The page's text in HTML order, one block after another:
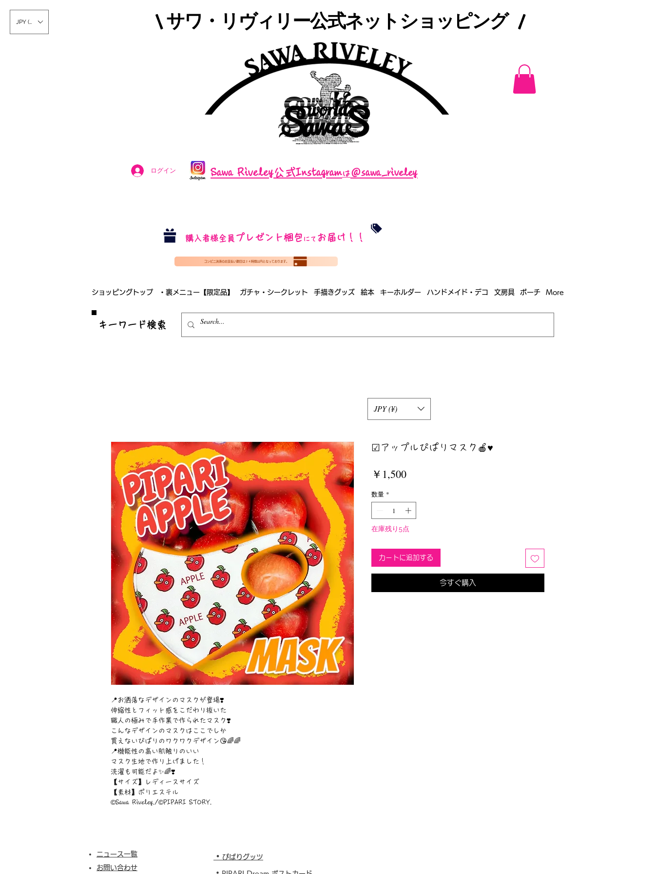
JPY (¥) \ サワ・リヴィリー公式ネットショッピング /​
Sawa Riveley公式Instagramは＠sawa_riveley
ログイン
購入者様全員 プレゼント梱包 にて お届け！！
コンビニ決済のお支払い期日は２４時間以内となっております。
ショッピングトップ ・裏メニュー【限定品】 ガチャ・シークレット 手描きグッズ 絵本 キーホルダー ハンドメイド・デコ 文房具 ポーチ More
​キーワード検索
︎📍お洒落なデザインのマスクが登場❣️
伸縮性とフィット感をこだわり抜いた
職人の極みで手作業で作られたマスク❣️
こんなデザインのマスクはここでしか
買えないぴぱりのワクワクデザイン😘🌈🌈
📍機能性の高い肌触りのいい
マスク生地で作り上げました！
洗濯も可能だよ✨🌈❣️
【サイズ】レディースサイズ
【素材】ポリエステル
©︎Sawa Riveley./©︎PIPARI STORY.
☑︎アップルぴぱりマスク🍎♥️
￥1,500価
数量 *
在庫残り5点
カートに追加する
今すぐ購入
JPY (¥)
ニュース一覧
お問い合わせ
・ ぴぱりグッツ